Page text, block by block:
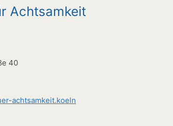
Achtsamkeit
40
achtsamkeit.koeln